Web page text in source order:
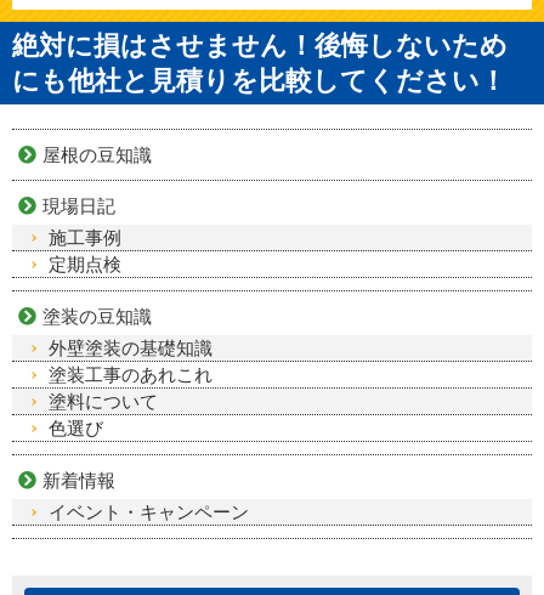
絶対に損はさせません！後悔しないため
にも他社と見積りを比較してください！
屋根の豆知識
現場日記
施工事例
定期点検
塗装の豆知識
外壁塗装の基礎知識
塗装工事のあれこれ
塗料について
色選び
新着情報
イベント・キャンペーン